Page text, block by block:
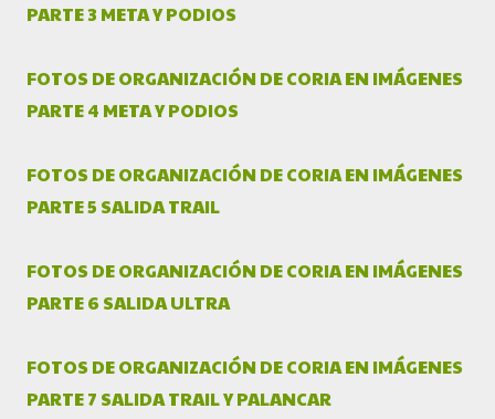
PARTE 3 META Y PODIOS
FOTOS DE ORGANIZACIÓN DE CORIA EN IMÁGENES
PARTE 4 META Y PODIOS
FOTOS DE ORGANIZACIÓN DE CORIA EN IMÁGENES
PARTE 5 SALIDA TRAIL
FOTOS DE ORGANIZACIÓN DE CORIA EN IMÁGENES
PARTE 6 SALIDA ULTRA
FOTOS DE ORGANIZACIÓN DE CORIA EN IMÁGENES
PARTE 7 SALIDA TRAIL Y PALANCAR